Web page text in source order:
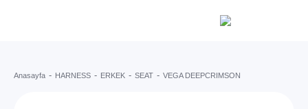
Anasayfa HARNESS ERKEK SEAT VEGA DEEPCRIMSON